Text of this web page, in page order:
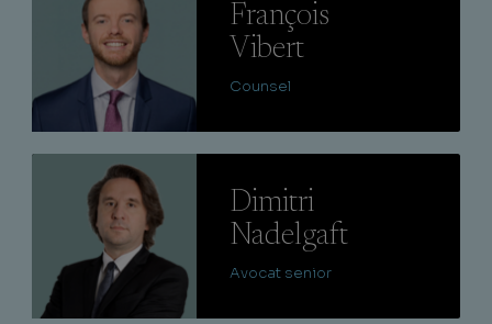
François
Vibert
Counsel
Dimitri
Nadelgaft
Avocat senior